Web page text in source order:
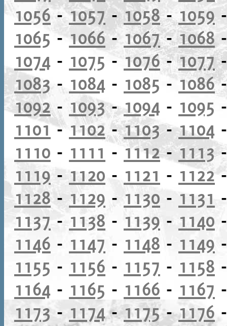
1056-1057-1058- 1059
1065 -1066- 1067-1068
1074 - 1075 -1076-1077
1083- 1084 - 1085 - 1086
1092- 1093-1094 - 1095
1101- 1102-1103-1104
1110 - 1111 - 1112-1113
1119-1120 - 1121 - 1122
1128- 1129 - 1130 - 1131
1137 - 1138 - 1139 - 1140
1146 - 1147 - 1148 - 1149
1155 - 1156 - 1157 - 1158
1164 - 1165 - 1166 - 1167
1173- 1174-1175-1176